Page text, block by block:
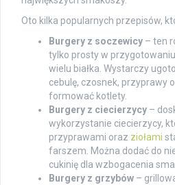
Oto kilka popularnych przepisów,
Burgery z soczewicy – ten
tylko prosty w
wielu białka. Wystarczy
cebulę, czosnek, przyprawy
formować kotlety.
Burgery z ciecierzycy –
wykorzystanie ciecierzycy,
przyprawami oraz ziołami
farszem. Można dodać do
cukinię dla wzbogacenia
Burgery z grzybów –